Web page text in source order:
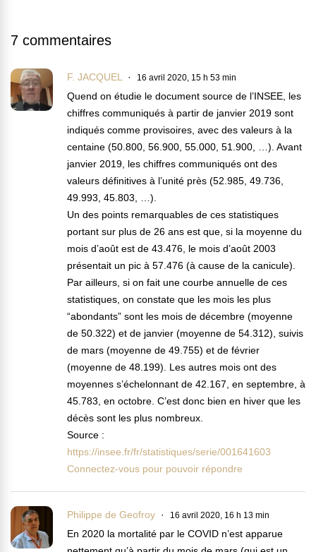
7 commentaires
F. JACQUEL 16 avril 2020, 15 h 53 min
Quend on étudie le document source de l’INSEE, les
chiffres communiqués à partir de janvier 2019 sont
indiqués comme provisoires, avec des valeurs à la
centaine (50.800, 56.900, 55.000, 51.900, …). Avant
janvier 2019, les chiffres communiqués ont des
valeurs définitives à l’unité près (52.985, 49.736,
49.993, 45.803, …).
Un des points remarquables de ces statistiques
portant sur plus de 26 ans est que, si la moyenne du
mois d’août est de 43.476, le mois d’août 2003
présentait un pic à 57.476 (à cause de la canicule).
Par ailleurs, si on fait une courbe annuelle de ces
statistiques, on constate que les mois les plus
“abondants” sont les mois de décembre (moyenne
de 50.322) et de janvier (moyenne de 54.312), suivis
de mars (moyenne de 49.755) et de février
(moyenne de 48.199). Les autres mois ont des
moyennes s’échelonnant de 42.167, en septembre, à
45.783, en octobre. C’est donc bien en hiver que les
décès sont les plus nombreux.
Source :
https://insee.fr/fr/statistiques/serie/001641603
Connectez-vous pour pouvoir répondre
Philippe de Geofroy 16 avril 2020, 16 h 13 min
En 2020 la mortalité par le COVID n’est apparue